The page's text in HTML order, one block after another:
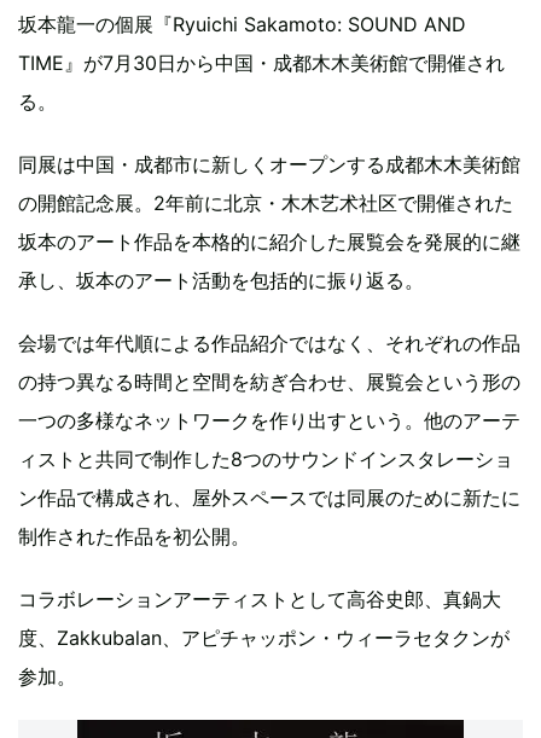
坂本龍一の個展『Ryuichi Sakamoto: SOUND AND
TIME』が7月30日から中国・成都木木美術館で開催され
る。
同展は中国・成都市に新しくオープンする成都木木美術館
の開館記念展。2年前に北京・木木艺术社区で開催された
坂本のアート作品を本格的に紹介した展覧会を発展的に継
承し、坂本のアート活動を包括的に振り返る。
会場では年代順による作品紹介ではなく、それぞれの作品
の持つ異なる時間と空間を紡ぎ合わせ、展覧会という形の
一つの多様なネットワークを作り出すという。他のアーテ
ィストと共同で制作した8つのサウンドインスタレーショ
ン作品で構成され、屋外スペースでは同展のために新たに
制作された作品を初公開。
コラボレーションアーティストとして高谷史郎、真鍋大
度、Zakkubalan、アピチャッポン・ウィーラセタクンが
参加。